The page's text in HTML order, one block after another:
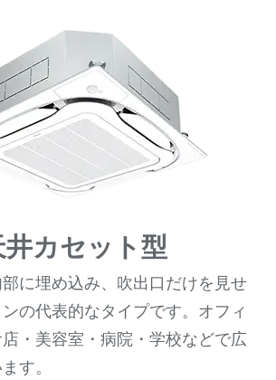
井カセット型
に埋め込み、吹出口だけを見せ
の代表的なタイプです。オフィ
・美容室・病院・学校などで広
す。